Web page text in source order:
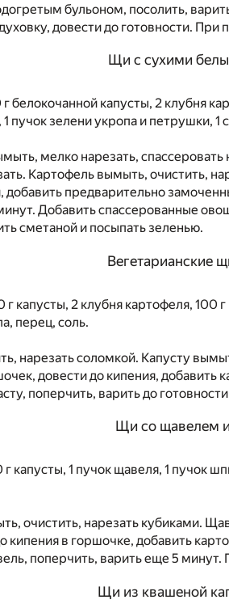
бульоном, посолить,
довести до готовности. При
Щи с сухими
белокочанной капусты, 2 клубня
пучок зелени укропа и петрушки, 1
мелко нарезать,
Картофель вымыть, очистить,
добавить предварительно
Добавить спассерованные
сметаной и посыпать зеленью.
Вегетарианские
капусты, 2 клубня картофеля, 100
перец, соль.
нарезать соломкой. Капусту
довести до кипения, добавить
поперчить, варить до
Щи со щавелем
капусты, 1 пучок щавеля, 1 пучок
очистить, нарезать кубиками.
кипения в горшочке, добавить
поперчить, варить еще 5 минут.
Щи из квашеной